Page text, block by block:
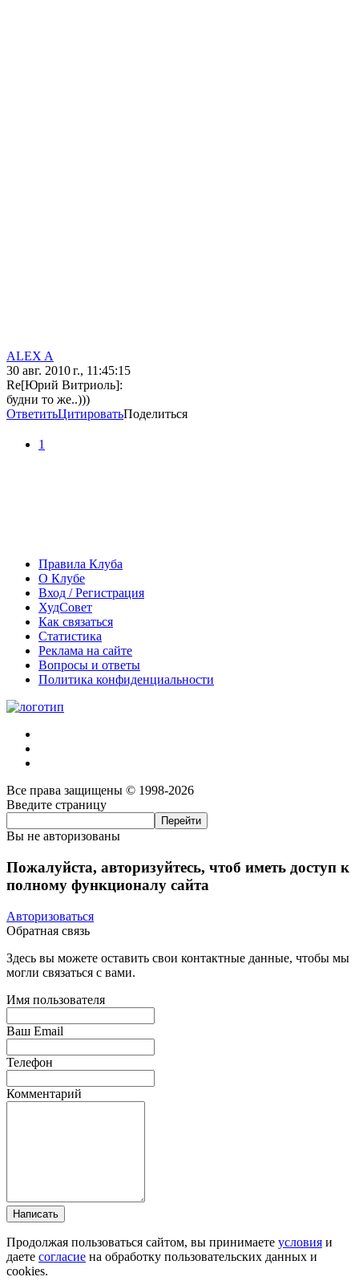
ALEX A
30 авг. 2010 г., 11:45:15
Re[Юрий Витриоль]:
будни то же..)))
ОтветитьЦитироватьПоделиться
1
Правила Клуба
О Клубе
Вход / Регистрация
ХудСовет
Как связаться
Статистика
Реклама на сайте
Вопросы и ответы
Политика конфиденциальности
Все права защищены © 1998-2026
Введите страницу
Вы не авторизованы
Пожалуйста, авторизуйтесь, чтоб иметь доступ к
полному функционалу сайта
Авторизоваться
Обратная связь
Здесь вы можете оставить свои контактные данные, чтобы мы
могли связаться с вами.
Имя пользователя
Ваш Email
Телефон
Комментарий
Написать
Продолжая пользоваться сайтом, вы принимаете условия и
даете согласие на обработку пользовательских данных и
cookies.